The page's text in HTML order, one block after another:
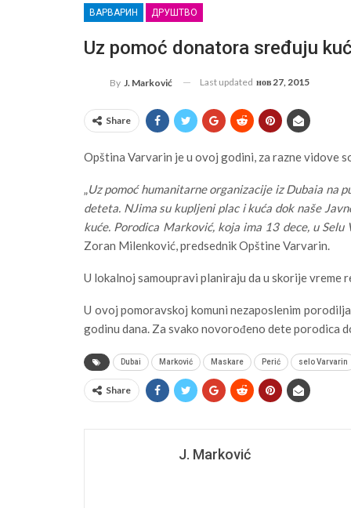
ВАРВАРИН ДРУШТВО
Uz pomoć donatora sređuju
By J. Marković Last updated нов 27, 2015
Share
Opština Varvarin je u ovoj godini, za razne vidove
„Uz pomoć humanitarne organizacije iz Dubaia na
deteta. NJima su kupljeni plac i kuća dok naše
kuće. Porodica Marković, koja ima 13 dece, u
Zoran Milenković, predsednik Opštine Varvarin.
U lokalnoj samoupravi planiraju da u skorije vreme
U ovoj pomoravskoj komuni nezaposlenim
godinu dana. Za svako novorođeno dete porodica
Dubai Marković Maskare Perić selo Varvarin
Share
J. Marković